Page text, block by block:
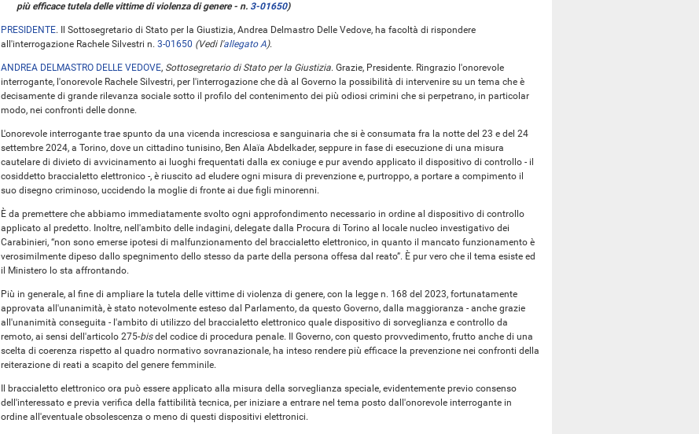
più efficace tutela delle vittime di violenza di genere - n. 3-01650)
PRESIDENTE. Il Sottosegretario di Stato per la Giustizia, Andrea Delmastro Delle Vedove, ha facoltà di rispondere
all'interrogazione Rachele Silvestri n. 3-01650 (Vedi l'allegato A).
ANDREA DELMASTRO DELLE VEDOVE, Sottosegretario di Stato per la Giustizia. Grazie, Presidente. Ringrazio l'onorevole
interrogante, l'onorevole Rachele Silvestri, per l'interrogazione che dà al Governo la possibilità di intervenire su un tema che è
decisamente di grande rilevanza sociale sotto il profilo del contenimento dei più odiosi crimini che si perpetrano, in particolar
modo, nei confronti delle donne.
L'onorevole interrogante trae spunto da una vicenda incresciosa e sanguinaria che si è consumata fra la notte del 23 e del 24
settembre 2024, a Torino, dove un cittadino tunisino, Ben Alaïa Abdelkader, seppure in fase di esecuzione di una misura
cautelare di divieto di avvicinamento ai luoghi frequentati dalla ex coniuge e pur avendo applicato il dispositivo di controllo - il
cosiddetto braccialetto elettronico -, è riuscito ad eludere ogni misura di prevenzione e, purtroppo, a portare a compimento il
suo disegno criminoso, uccidendo la moglie di fronte ai due figli minorenni.
È da premettere che abbiamo immediatamente svolto ogni approfondimento necessario in ordine al dispositivo di controllo
applicato al predetto. Inoltre, nell'ambito delle indagini, delegate dalla Procura di Torino al locale nucleo investigativo dei
Carabinieri, “non sono emerse ipotesi di malfunzionamento del braccialetto elettronico, in quanto il mancato funzionamento è
verosimilmente dipeso dallo spegnimento dello stesso da parte della persona offesa dal reato”. È pur vero che il tema esiste ed
il Ministero lo sta affrontando.
Più in generale, al fine di ampliare la tutela delle vittime di violenza di genere, con la legge n. 168 del 2023, fortunatamente
approvata all'unanimità, è stato notevolmente esteso dal Parlamento, da questo Governo, dalla maggioranza - anche grazie
all'unanimità conseguita - l'ambito di utilizzo del braccialetto elettronico quale dispositivo di sorveglianza e controllo da
remoto, ai sensi dell'articolo 275-bisdel codice di procedura penale. Il Governo, con questo provvedimento, frutto anche di una
scelta di coerenza rispetto al quadro normativo sovranazionale, ha inteso rendere più efficace la prevenzione nei confronti della
reiterazione di reati a scapito del genere femminile.
Il braccialetto elettronico ora può essere applicato alla misura della sorveglianza speciale, evidentemente previo consenso
dell'interessato e previa verifica della fattibilità tecnica, per iniziare a entrare nel tema posto dall'onorevole interrogante in
ordine all'eventuale obsolescenza o meno di questi dispositivi elettronici.